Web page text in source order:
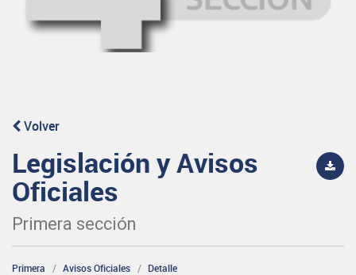
Volver
Legislación y Avisos
Oficiales
Primera sección
Primera Avisos Oficiales Detalle